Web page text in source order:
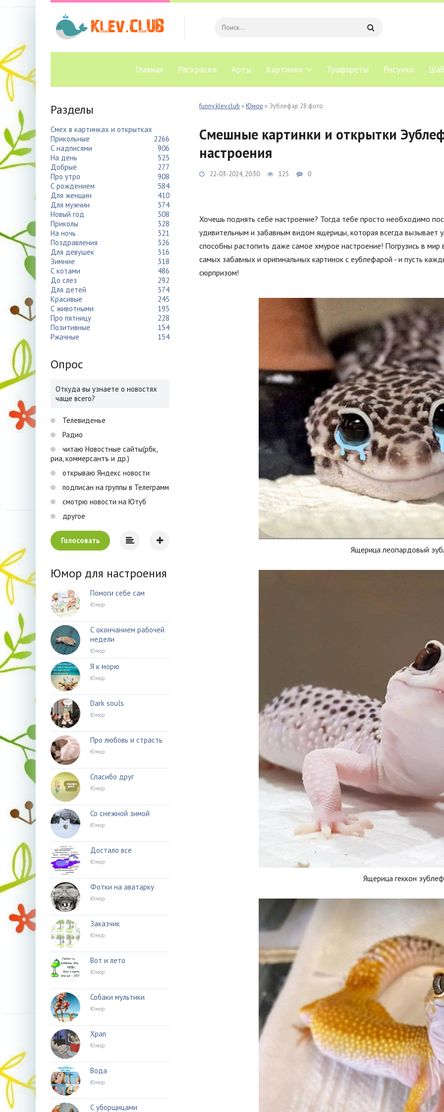
Главная Раскраски Арты Картинки Трафареты Рисунки
funny.klev.club »Юмор » Эублефар 28 фото
Смешные картинки и открытки
настроения
22-03-2024, 20:30 125 0
Хочешь поднять себе настроение? Тогда тебе просто необходимо
удивительным и забавным видом ящерицы, которая всегда вызывает
способны растопить даже самое хмурое настроение! Погрузись в мир
самых забавных и оригинальных картинок с еублефарой - и пусть
сюрпризом!
Ящерица леопардовый
Ящерица геккон
Разделы
Смех в картинках и открытках
Прикольные
2266
С надписями
906
На день
525
Добрые
277
Про утро
908
С рождением
584
Для женщин
410
Для мужчин
374
Новый год
308
Приколы
328
На ночь
321
Поздравления
326
Для девушек
316
Зимние
318
С котами
486
До слез
292
Для детей
374
Красивые
245
С животными
195
Про пятницу
228
Позитивные
154
Ржачные
154
Опрос
Откуда вы узнаете о новостях
чаще всего?
Телевиденье
Радио
читаю Новостные сайты(рбк,
риа, коммерсантъ и др.)
открываю Яндекс новости
подписан на группы в Телеграмм
смотрю новости на Ютуб
другое
Голосовать
Юмор для настроения
Помоги себе сам
Юмор
С окончанием рабочей
недели
Юмор
Я к морю
Юмор
Dark souls
Юмор
Про любовь и страсть
Юмор
Спасибо друг
Юмор
Со снежной зимой
Юмор
Достало все
Юмор
Фотки на аватарку
Юмор
Заказчик
Юмор
Вот и лето
Юмор
Собаки мультики
Юмор
Храп
Юмор
Вода
Юмор
С уборщицами